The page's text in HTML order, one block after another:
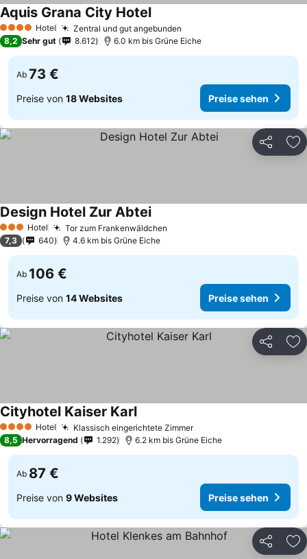
4 Sterne Hotel Zentral und gut angebunden
Aquis Grana City Hotel
8,2 Sehr gut 8.612 6.0 km bis Grüne Eiche
Ab 73 €
Preise von 18 Websites Preise sehen
Teilen
3 SterneHotel Tor zum Frankenwäldchen
Design Hotel Zur Abtei
7,3 640 4.6 km bis Grüne Eiche
Ab 106 €
Preise von 14 Websites Preise sehen
Teilen
4 Sterne Hotel Klassisch eingerichtete Zimmer
Cityhotel Kaiser Karl
8,5 Hervorragend 1.292 6.2 km bis Grüne Eiche
Ab 87 €
Preise von 9 Websites Preise sehen
Teilen